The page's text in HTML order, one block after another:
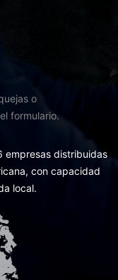
o
formulario.
empresas distribuidas
con capacidad
local.